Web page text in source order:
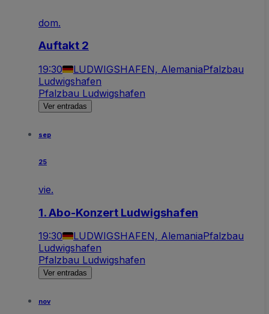
dom.
Auftakt 2
19:30 LUDWIGSHAFEN, AlemaniaPfalzbau
Ludwigshafen
Pfalzbau Ludwigshafen
Ver entradas
sep
25
vie.
1. Abo-Konzert Ludwigshafen
19:30 LUDWIGSHAFEN, AlemaniaPfalzbau
Ludwigshafen
Pfalzbau Ludwigshafen
Ver entradas
nov